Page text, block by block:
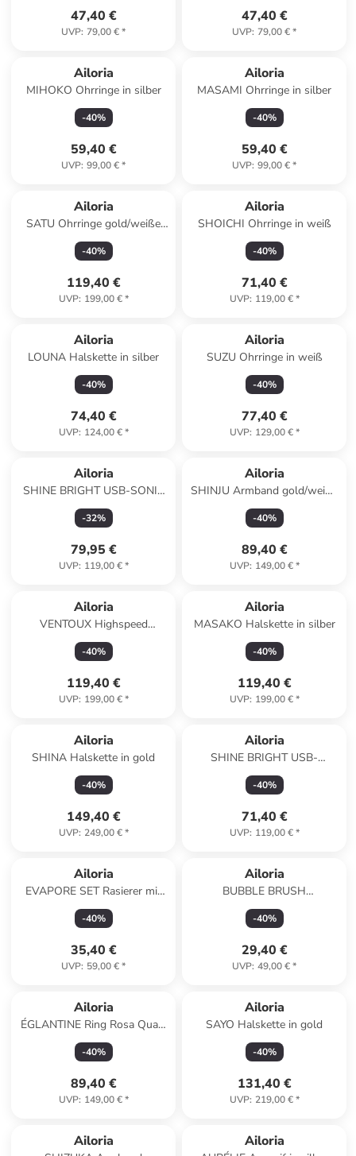
47,40 €
UVP: 79,00 €*
47,40 €
UVP: 79,00 €*
Ailoria
MIHOKO Ohrringe in silber
-40%
59,40 €
UVP: 99,00 €*
Ailoria
MASAMI Ohrringe in silber
-40%
59,40 €
UVP: 99,00 €*
Ailoria
SATU Ohrringe gold/weiße
Perle in weiß
-40%
119,40 €
UVP: 199,00 €*
Ailoria
SHOICHI Ohrringe in weiß
-40%
71,40 €
UVP: 119,00 €*
Ailoria
LOUNA Halskette in silber
-40%
74,40 €
UVP: 124,00 €*
Ailoria
SUZU Ohrringe in weiß
-40%
77,40 €
UVP: 129,00 €*
Ailoria
SHINE BRIGHT USB-SONIC
TOOTHBRUSH Sommer-
Edition in blau
-32%
79,95 €
UVP: 119,00 €*
Ailoria
SHINJU Armband gold/weiße
Perle in weiß
-40%
89,40 €
UVP: 149,00 €*
Ailoria
VENTOUX Highspeed
Haartrockner in grau
-40%
119,40 €
UVP: 199,00 €*
Ailoria
MASAKO Halskette in silber
-40%
119,40 €
UVP: 199,00 €*
Ailoria
SHINA Halskette in gold
-40%
149,40 €
UVP: 249,00 €*
Ailoria
SHINE BRIGHT USB-
Schallzahnbürste in gold
-40%
71,40 €
UVP: 119,00 €*
Ailoria
EVAPORE SET Rasierer mit
verschiedenen Aufsätzen USB
in grün
-40%
35,40 €
UVP: 59,00 €*
Ailoria
BUBBLE BRUSH
Ersatzbürstenköpfe 6er Set in
transparent
-40%
29,40 €
UVP: 49,00 €*
Ailoria
ÉGLANTINE Ring Rosa Quarz
in rosa
-40%
89,40 €
UVP: 149,00 €*
Ailoria
SAYO Halskette in gold
-40%
131,40 €
UVP: 219,00 €*
Ailoria Ailoria